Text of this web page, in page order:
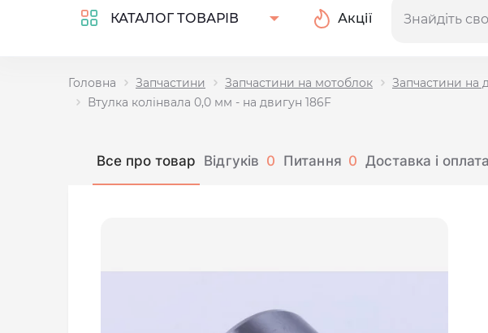
КАТАЛОГ ТОВАРІВ Акції
Головна Запчастини Запчастини на мотоблок Запчастини на
Втулка колінвала 0,0 мм - на двигун 186F
Все про товар Відгуків 0 Питання 0 Доставка і оплата